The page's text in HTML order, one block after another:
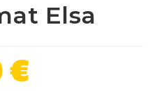
Elsa
€